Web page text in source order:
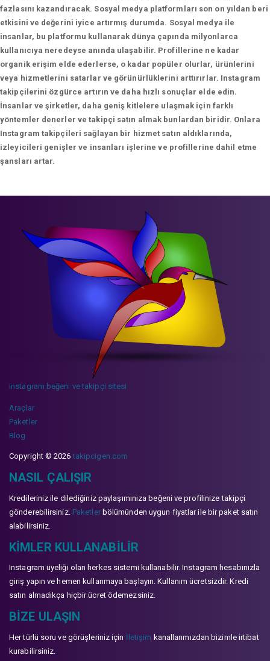
fazlasını kazandıracak. Sosyal medya platformları son on yıldan beri
etkisini ve değerini iyice artırmış durumda. Sosyal medya ile
insanlar, bu platformu kullanarak dünya çapında milyonlarca
kullanıcıya neredeyse anında ulaşabilir. Profillerine ne kadar
organik erişim elde ederlerse, o kadar popüler olurlar, ürünlerini
veya hizmetlerini satarlar ve görünürlüklerini arttırırlar. Instagram
takipçilerini özgürce artırın ve daha hızlı sonuçlar elde edin.
İnsanlar ve şirketler, daha geniş kitlelere ulaşmak için farklı
yöntemler denerler ve takipçi satın almak bunlardan biridir. Onlara
Instagram takipçileri sağlayan bir hizmet satın aldıklarında,
izleyicileri genişler ve insanları işlerine ve profillerine dahil etme
şansları artar.
instagram beğeni ve takipçi sitesi
Araçlar
Paketler
Blog
Copyright © 2026takipcigen.com
NASIL ÇALIŞIR
Kredileriniz ile dilediğiniz paylaşımınıza beğeni ve profilinize takipçi
gönderebilirsiniz. Paketlerbölümünden uygun fiyatlar ile bir paket satın
alabilirsiniz.
KIMLER KULLANABILIR
Instagram üyeliği olan herkes sistemi kullanabilir. Instagram hesabınızla
giriş yapın ve hemen kullanmaya başlayın. Kullanım ücretsizdir. Kredi
satın almadıkça hiçbir ücret ödemezsiniz.
BIZE ULAŞIN
Her türlü soru ve görüşleriniz için İletişim kanallarımızdan bizimle irtibat
kurabilirsiniz.